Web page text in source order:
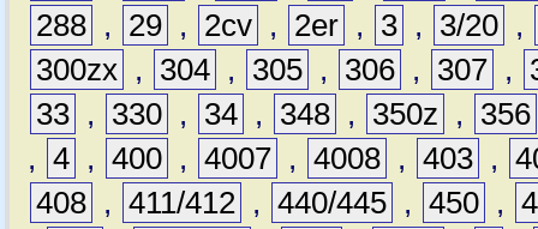
288 , 29 , 2cv , 2er , 3 , 3/20 ,
300zx , 304 , 305 , 306 , 307 ,
33 , 330 , 34 , 348 , 350z ,
356
, 4 , 400 , 4007 , 4008 , 403 ,
408 , 411/412 , 440/445 , 450 ,